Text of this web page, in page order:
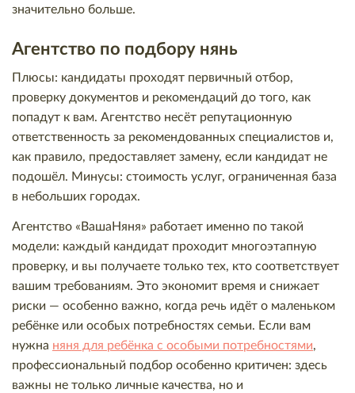
значительно больше.
Агентство по подбору нянь
Плюсы: кандидаты проходят первичный отбор,
проверку документов и рекомендаций до того, как
попадут к вам. Агентство несёт репутационную
ответственность за рекомендованных специалистов и,
как правило, предоставляет замену, если кандидат не
подошёл. Минусы: стоимость услуг, ограниченная база
в небольших городах.
Агентство «ВашаНяня» работает именно по такой
модели: каждый кандидат проходит многоэтапную
проверку, и вы получаете только тех, кто соответствует
вашим требованиям. Это экономит время и снижает
риски — особенно важно, когда речь идёт о маленьком
ребёнке или особых потребностях семьи. Если вам
нужна няня для ребёнка с особыми потребностями,
профессиональный подбор особенно критичен: здесь
важны не только личные качества, но и